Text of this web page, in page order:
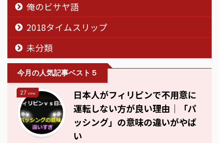
俺のビサヤ語
2018タイムスリップ
未分類
今月の人気記事ベスト５
27 view
日本人がフィリピンで不用意に
運転しない方が良い理由｜「パ
ッシング」の意味の違いがやば
い